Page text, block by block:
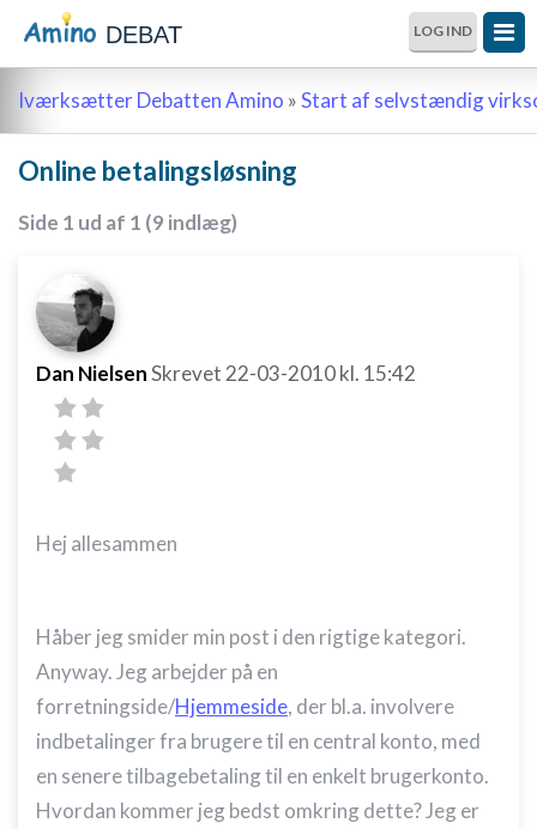
DEBAT LOG IND
Iværksætter Debatten Amino »Start af selvstændig
Online betalingsløsning
Side 1 ud af 1 (9 indlæg)
Dan NielsenSkrevet 22-03-2010kl. 15:42
Hej allesammen
Håber jeg smider min post i den rigtige kategori.
Anyway. Jeg arbejder på en
forretningside/Hjemmeside, der bl.a. involvere
indbetalinger fra brugere til en central konto, med
en senere tilbagebetaling til en enkelt brugerkonto.
Hvordan kommer jeg bedst omkring dette? Jeg er